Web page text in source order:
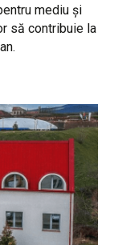
mediu și
să contribuie la